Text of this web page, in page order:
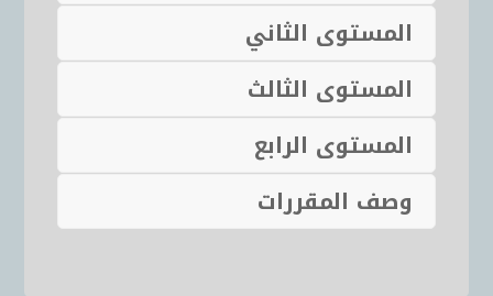
المستوى الثاني
المستوى الثالث
المستوى الرابع
وصف المقررات